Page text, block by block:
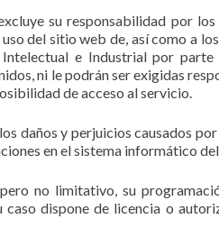
su responsabilidad por
del sitio web de, así como a
e Industrial por
ni le podrán ser exigidas
de acceso al servicio.
daños y perjuicios causados
en el sistema informático
no limitativo, su
dispone de licencia o